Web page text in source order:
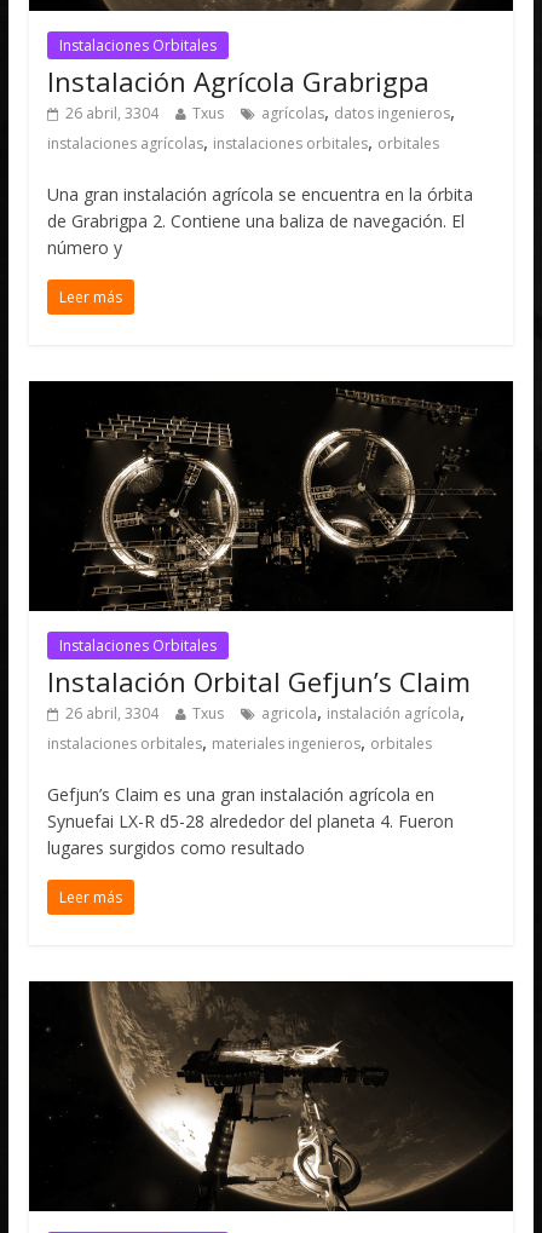
Instalaciones Orbitales
Instalación Agrícola Grabrigpa
26 abril, 3304 Txus agrícolas, datos ingenieros,
instalaciones agrícolas, instalaciones orbitales, orbitales
Una gran instalación agrícola se encuentra en la órbita
de Grabrigpa 2. Contiene una baliza de navegación. El
número y
Leer más
Instalaciones Orbitales
Instalación Orbital Gefjun’s Claim
26 abril, 3304 Txus agricola, instalación agrícola,
instalaciones orbitales, materiales ingenieros, orbitales
Gefjun’s Claim es una gran instalación agrícola en
Synuefai LX-R d5-28 alrededor del planeta 4. Fueron
lugares surgidos como resultado
Leer más